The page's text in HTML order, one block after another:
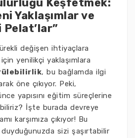
Keşfetmek:
Yaklaşımlar ve
değişen ihtiyaçlara
yenilikçi yaklaşımlara
, bu bağlamda ilgi
öne çıkıyor. Peki,
yapısını eğitim süreçlerine
İşte burada devreye
karşımıza çıkıyor! Bu
sizi şaşırtabilir